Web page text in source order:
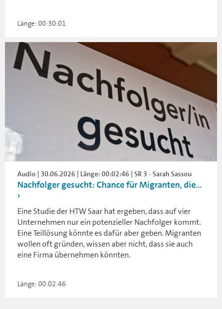
Länge: 00:30:01
Audio | 30.06.2026 | Länge: 00:02:46 | SR 3 - Sarah Sassou
Nachfolger gesucht: Chance für Migranten, die...
Eine Studie der HTW Saar hat ergeben, dass auf vier
Unternehmen nur ein potenzieller Nachfolger kommt.
Eine Teillösung könnte es dafür aber geben. Migranten
wollen oft gründen, wissen aber nicht, dass sie auch
eine Firma übernehmen könnten.
Länge: 00:02:46